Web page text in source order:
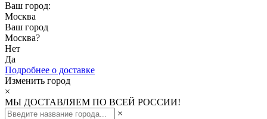
Ваш город:
Москва
Ваш город
Москва?
Нет
Да
Подробнее о доставке
Изменить город
×
МЫ ДОСТАВЛЯЕМ ПО ВСЕЙ РОССИИ!
×